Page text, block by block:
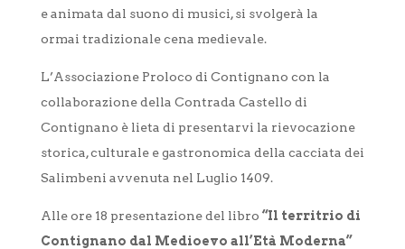
e animata dal suono di musici, si svolgerà la
ormai tradizionale cena medievale.
L’Associazione Proloco di Contignano con la
collaborazione della Contrada Castello di
Contignano è lieta di presentarvi la rievocazione
storica, culturale e gastronomica della cacciata dei
Salimbeni avvenuta nel Luglio 1409.
Alle ore 18 presentazione del libro “Il territrio di
Contignano dal Medioevo all’Età Moderna”